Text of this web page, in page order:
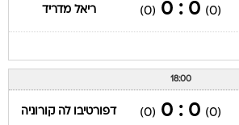
(0)
0 : 0
(0) ריאל מדריד
18:00
(0)
0 : 0
(0) דפורטיבו לה קורוניה